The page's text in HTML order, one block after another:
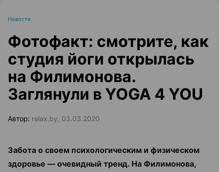
Новости
Фотофакт: смотрите, как
студия йоги открылась
на Филимонова.
Заглянули в YOGA 4 YOU
Автор: relax.by, 03.03.2020
Забота о своем психологическим и физическом
здоровье — очевидный тренд. На Филимонова,